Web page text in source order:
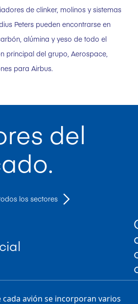
de clinker, molinos y sistemas
Peters pueden encontrarse en
alúmina y yeso de todo el
principal del grupo, Aerospace,
para Airbus.
del
los sectores
cada avión se incorporan varios